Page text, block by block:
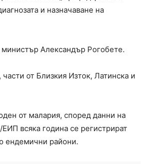
и назначаване на
Александър Рогобете.
от Близкия Изток, Латинска и
от малария, според данни на
всяка година се регистрират
ендемични райони.